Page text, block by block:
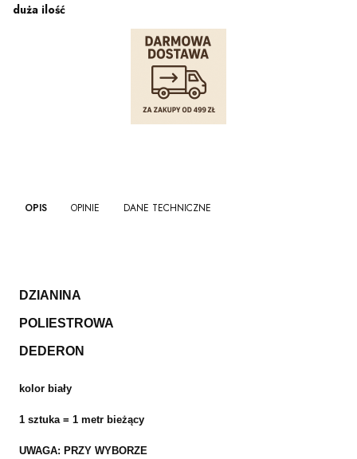
duża ilość
OPIS OPINIE DANE TECHNICZNE
DZIANINA
POLIESTROWA
DEDERON
kolor biały
1 sztuka = 1 metr bieżący
UWAGA: PRZY WYBORZE